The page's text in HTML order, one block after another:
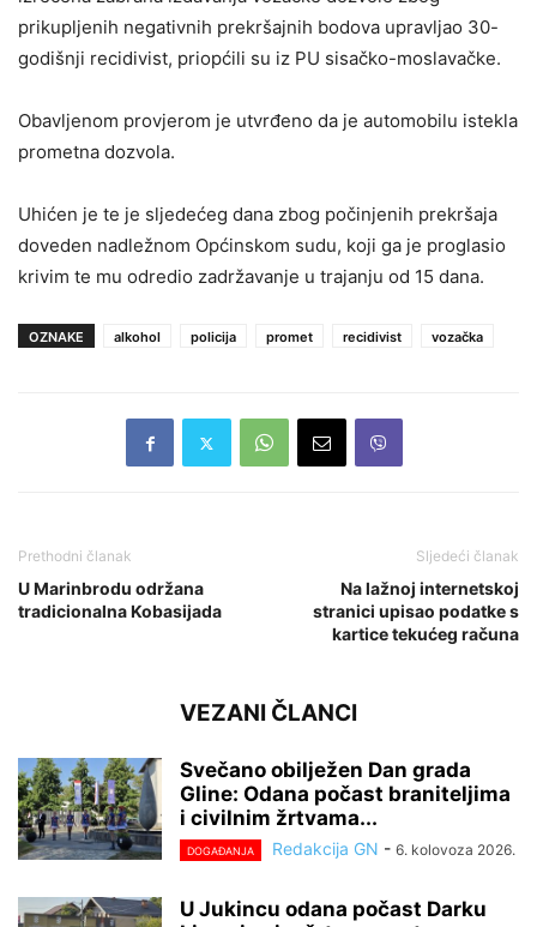
prikupljenih negativnih prekršajnih bodova upravljao 30-
godišnji recidivist, priopćili su iz PU sisačko-moslavačke.
Obavljenom provjerom je utvrđeno da je automobilu istekla
prometna dozvola.
Uhićen je te je sljedećeg dana zbog počinjenih prekršaja
doveden nadležnom Općinskom sudu, koji ga je proglasio
krivim te mu odredio zadržavanje u trajanju od 15 dana.
OZNAKE alkohol policija promet recidivist vozačka
Prethodni članak
U Marinbrodu održana
tradicionalna Kobasijada
Sljedeći članak
Na lažnoj internetskoj
stranici upisao podatke s
kartice tekućeg računa
VEZANI ČLANCI
Svečano obilježen Dan grada
Gline: Odana počast braniteljima
i civilnim žrtvama...
DOGAĐANJA Redakcija GN - 6. kolovoza 2026.
U Jukincu odana počast Darku